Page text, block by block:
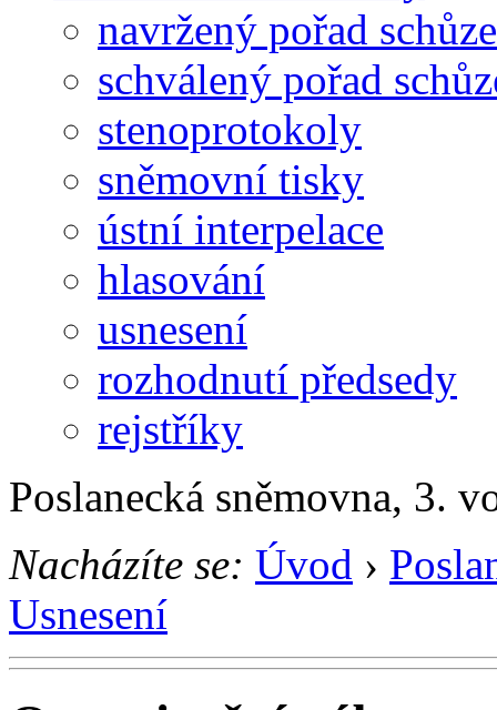
navržený pořad schůze
schválený pořad
stenoprotokoly
sněmovní tisky
ústní interpelace
hlasování
usnesení
rozhodnutí předsedy
rejstříky
Poslanecká sněmovna, 3.
Nacházíte se: Úvod ›
Usnesení